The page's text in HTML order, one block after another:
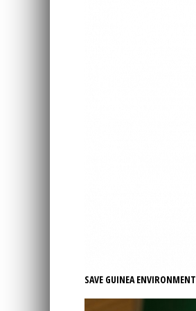
SAVE GUINEA ENVIRONMENT